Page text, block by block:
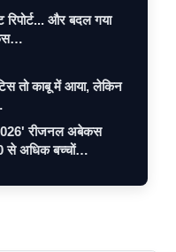
और बदल गया
तो काबू में आया, लेकिन
रीजनल अबेकस
से अधिक बच्चों…